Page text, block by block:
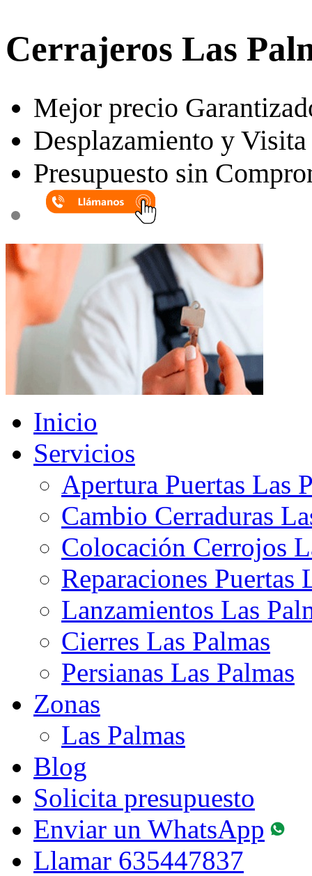
Cerrajeros Las
Mejor precio
Desplazamiento y
Presupuesto sin
Inicio
Servicios
Apertura Puertas Las
Cambio Cerraduras
Colocación Cerrojos
Reparaciones Puertas
Lanzamientos Las
Cierres Las Palmas
Persianas Las Palmas
Zonas
Las Palmas
Blog
Solicita presupuesto
Enviar un WhatsApp
Llamar 635447837